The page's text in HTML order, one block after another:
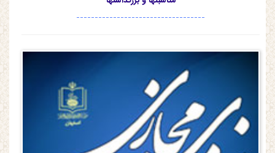
-----------------------------------